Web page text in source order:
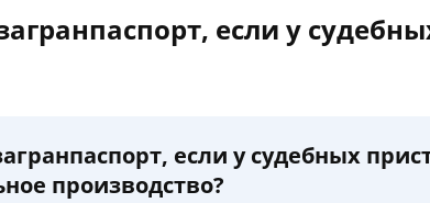
если у
если у судебных
производство?